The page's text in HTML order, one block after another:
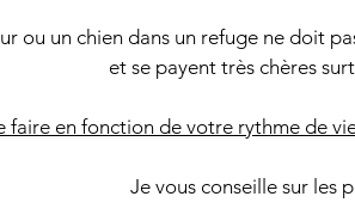
ou un chien dans un refuge ne doit
et se payent très chères
faire en fonction de votre rythme de
Je vous conseille sur les